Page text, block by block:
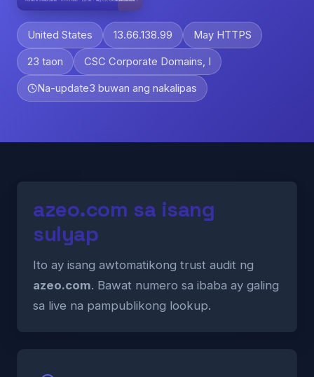
United States 13.66.138.99 May HTTPS
23 taon CSC Corporate Domains, I
Na-update3 buwan ang nakalipas
azeo.com sa isang
sulyap
Ito ay isang awtomatikong trust audit ng
azeo.com. Bawat numero sa ibaba ay galing
sa live na pampublikong lookup.